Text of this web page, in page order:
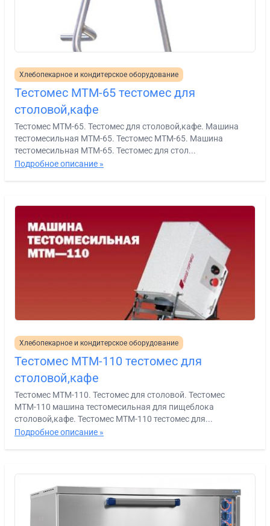
Хлебопекарное и кондитерское оборудование
Тестомес МТМ-65 тестомес для
столовой,кафе
Тестомес МТМ-65. Тестомес для столовой,кафе. Машина
тестомесильная МТМ-65. Тестомес МТМ-65. Машина
тестомесильная МТМ-65. Тестомес для стол...
Подробное описание »
Хлебопекарное и кондитерское оборудование
Тестомес МТМ-110 тестомес для
столовой,кафе
Тестомес МТМ-110. Тестомес для столовой. Тестомес
МТМ-110 машина тестомесильная для пищеблока
столовой,кафе. Тестомес МТМ-110 тестомес для...
Подробное описание »